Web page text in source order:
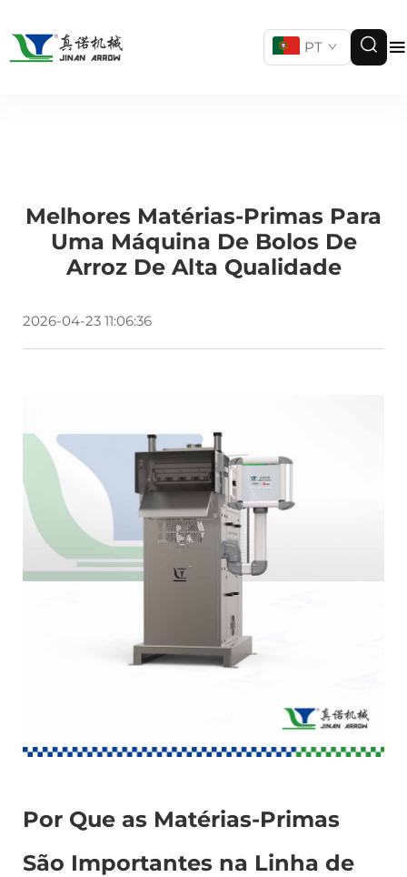
PT
Melhores Matérias-Primas Para
Uma Máquina De Bolos De
Arroz De Alta Qualidade
2026-04-23 11:06:36
Por Que as Matérias-Primas
São Importantes na Linha de